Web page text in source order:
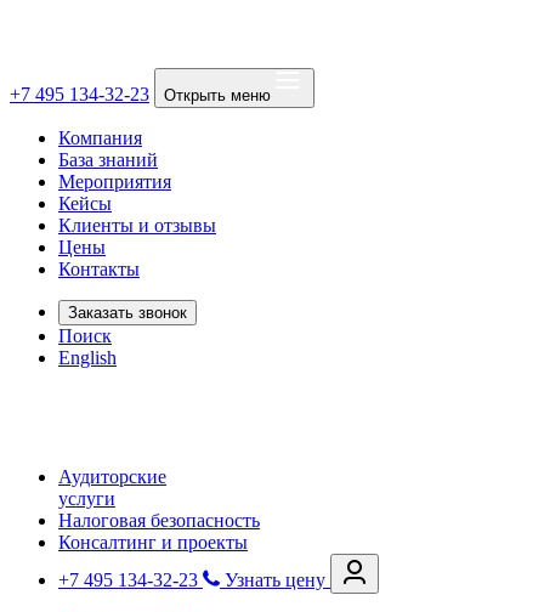
+7 495 134-32-23 Открыть меню
Компания
База знаний
Мероприятия
Кейсы
Клиенты и отзывы
Цены
Контакты
Заказать звонок
Поиск
English
Аудиторские
услуги
Налоговая безопасность
Консалтинг и проекты
+7 495 134-32-23
Узнать цену